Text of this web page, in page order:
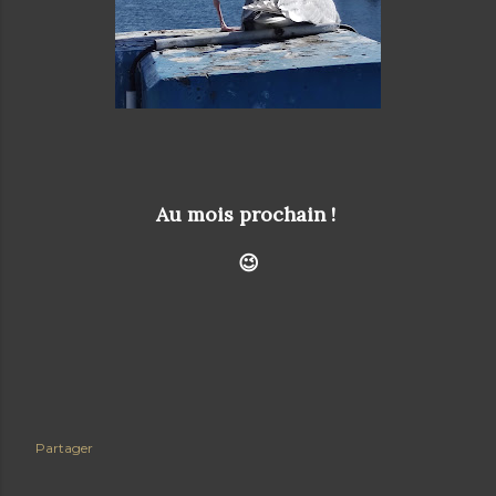
Au mois prochain !
😉
Partager